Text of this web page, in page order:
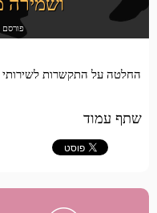
פורסם
החלטה על התקשרות לשירותי
שתף עמוד